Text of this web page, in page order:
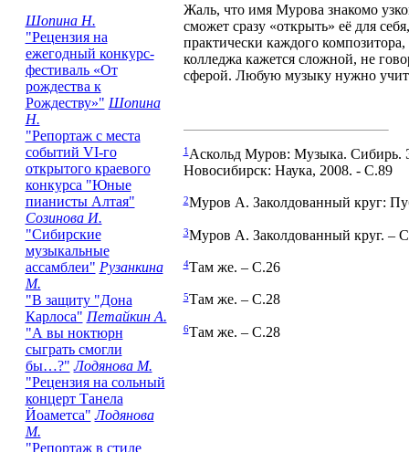
Шопина Н.
"Рецензия на
ежегодный конкурс-
фестиваль «От
рождества к
Рождеству»" Шопина
Н.
"Репортаж с места
событий VI-го
открытого краевого
конкурса "Юные
пианисты Алтая"
Созинова И.
"Сибирские
музыкальные
ассамблеи" Рузанкина
М.
"В защиту "Дона
Карлоса" Петайкин А.
"А вы ноктюрн
сыграть смогли
бы…?" Лодянова М.
"Рецензия на сольный
концерт Танела
Йоаметса" Лодянова
М.
"Репортаж в стиле
Жаль, что имя Мурова знакомо
сможет сразу «открыть» её для
практически каждого
колледжа кажется сложной, не
сферой. Любую музыку нужно
1Аскольд Муров: Музыка. Сибирь.
Новосибирск: Наука, 2008. - С.89
2Муров А. Заколдованный круг:
3Муров А. Заколдованный круг. –
4Там же. – С.26
5Там же. – С.28
6Там же. – С.28